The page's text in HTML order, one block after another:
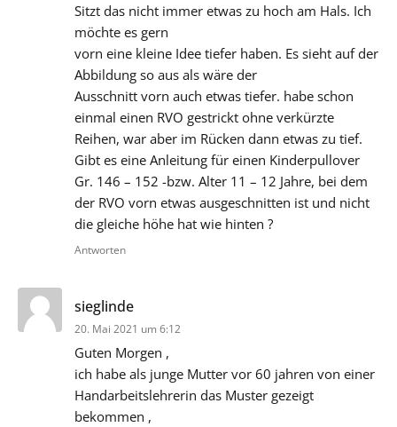
Sitzt das nicht immer etwas zu hoch am Hals. Ich
möchte es gern
vorn eine kleine Idee tiefer haben. Es sieht auf der
Abbildung so aus als wäre der
Ausschnitt vorn auch etwas tiefer. habe schon
einmal einen RVO gestrickt ohne verkürzte
Reihen, war aber im Rücken dann etwas zu tief.
Gibt es eine Anleitung für einen Kinderpullover
Gr. 146 – 152 -bzw. Alter 11 – 12 Jahre, bei dem
der RVO vorn etwas ausgeschnitten ist und nicht
die gleiche höhe hat wie hinten ?
Antworten
sieglinde
20. Mai 2021 um 6:12
Guten Morgen ,
ich habe als junge Mutter vor 60 jahren von einer
Handarbeitslehrerin das Muster gezeigt
bekommen ,